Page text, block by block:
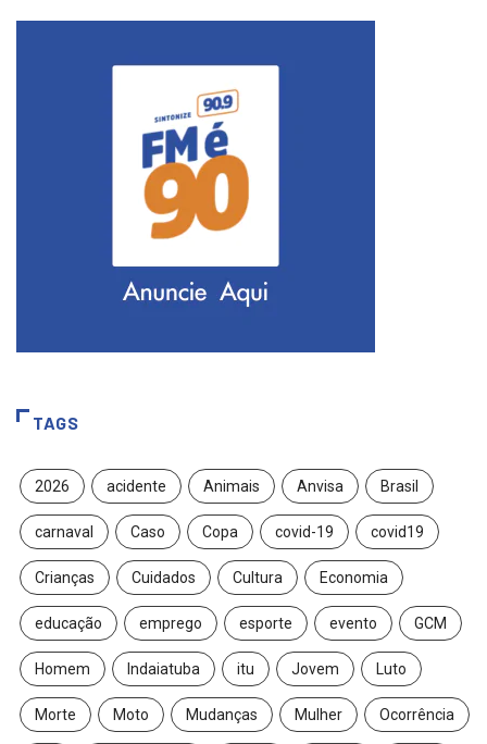
TAGS
2026 acidente Animais Anvisa Brasil
carnaval Caso Copa covid-19 covid19
Crianças Cuidados Cultura Economia
educação emprego esporte evento GCM
Homem Indaiatuba itu Jovem Luto
Morte Moto Mudanças Mulher Ocorrência